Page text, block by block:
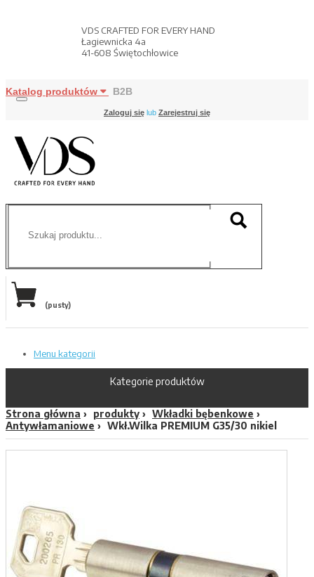
VDS CRAFTED FOR EVERY HAND
Łagiewnicka 4a
41-608 Świętochłowice
Katalog produktów B2B
Zaloguj się lub Zarejestruj się
(pusty)
Menu kategorii
Kategorie produktów
Strona główna produkty
Wkładki bębenkowe
Antywłamaniowe
Wkł.Wilka PREMIUM G35/30 nikiel